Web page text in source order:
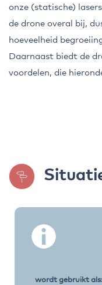
onze (statische)
de drone overal bij,
hoeveelheid
Daarnaast biedt de
voordelen, die
wordt gebruikt als: